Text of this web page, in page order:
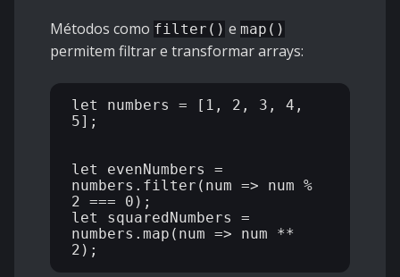
Métodos como filter() e map()
permitem filtrar e transformar arrays:
let numbers = [1, 2, 3, 4,
5];
let evenNumbers =
numbers.filter(num => num %
2 === 0);
let squaredNumbers =
numbers.map(num => num **